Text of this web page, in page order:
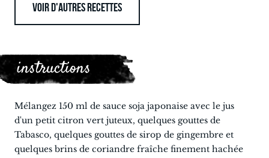
VOIR D'AUTRES RECETTES
instructions
Mélangez 150 ml de sauce soja japonaise avec le jus
d'un petit citron vert juteux, quelques gouttes de
Tabasco, quelques gouttes de sirop de gingembre et
quelques brins de coriandre fraîche finement hachée